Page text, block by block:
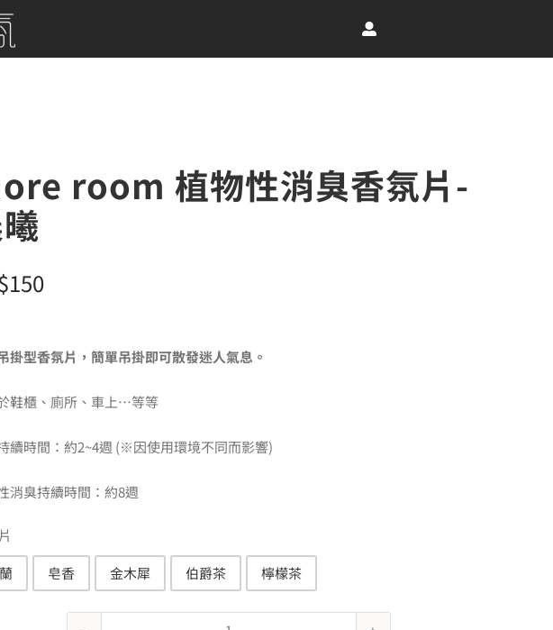
room 植物性消臭香氛片-
150
掛型香氛片，簡單吊掛即可散發迷人氣息。
鞋櫃、廁所、車上…等等
續時間：約2~4週 (※因使用環境不同而影響)
消臭持續時間：約8週
皂香 金木犀 伯爵茶 檸檬茶